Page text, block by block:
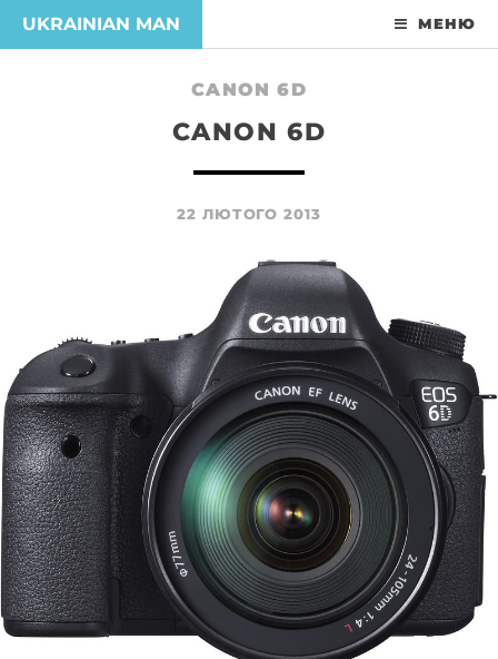
UKRAINIAN MAN МЕНЮ
CANON 6D
CANON 6D
22 ЛЮТОГО 2013